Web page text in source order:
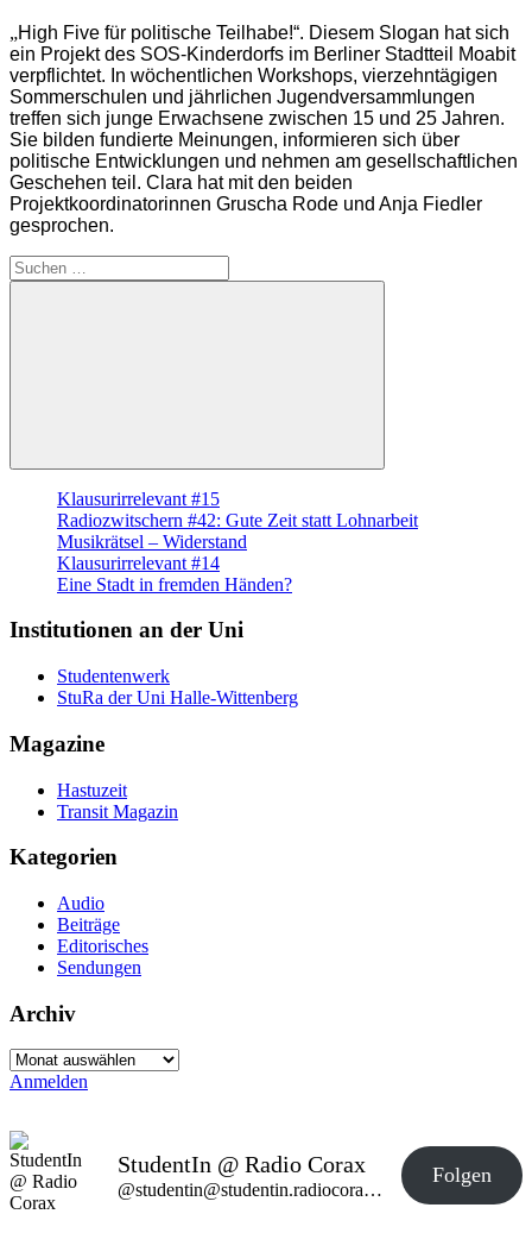
„High Five für politische Teilhabe!“. Diesem Slogan hat sich
ein Projekt des SOS-Kinderdorfs im Berliner Stadtteil Moabit
verpflichtet. In wöchentlichen Workshops, vierzehntägigen
Sommerschulen und jährlichen Jugendversammlungen
treffen sich junge Erwachsene zwischen 15 und 25 Jahren.
Sie bilden fundierte Meinungen, informieren sich über
politische Entwicklungen und nehmen am gesellschaftlichen
Geschehen teil. Clara hat mit den beiden
Projektkoordinatorinnen Gruscha Rode und Anja Fiedler
gesprochen.
Suche
nach:
Suchen
Klausurirrelevant #15
Radiozwitschern #42: Gute Zeit statt Lohnarbeit
Musikrätsel – Widerstand
Klausurirrelevant #14
Eine Stadt in fremden Händen?
Institutionen an der Uni
Studentenwerk
StuRa der Uni Halle-Wittenberg
Magazine
Hastuzeit
Transit Magazin
Kategorien
Audio
Beiträge
Editorisches
Sendungen
Archiv
Archiv
Anmelden
StudentIn @ Radio Corax
@studentin@studentin.radiocorax.de
Folgen